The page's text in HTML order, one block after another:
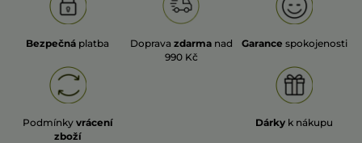
Bezpečná platba Doprava zdarma nad
990 Kč
Garance spokojenosti
Podmínky vrácení
zboží
Dárky k nákupu